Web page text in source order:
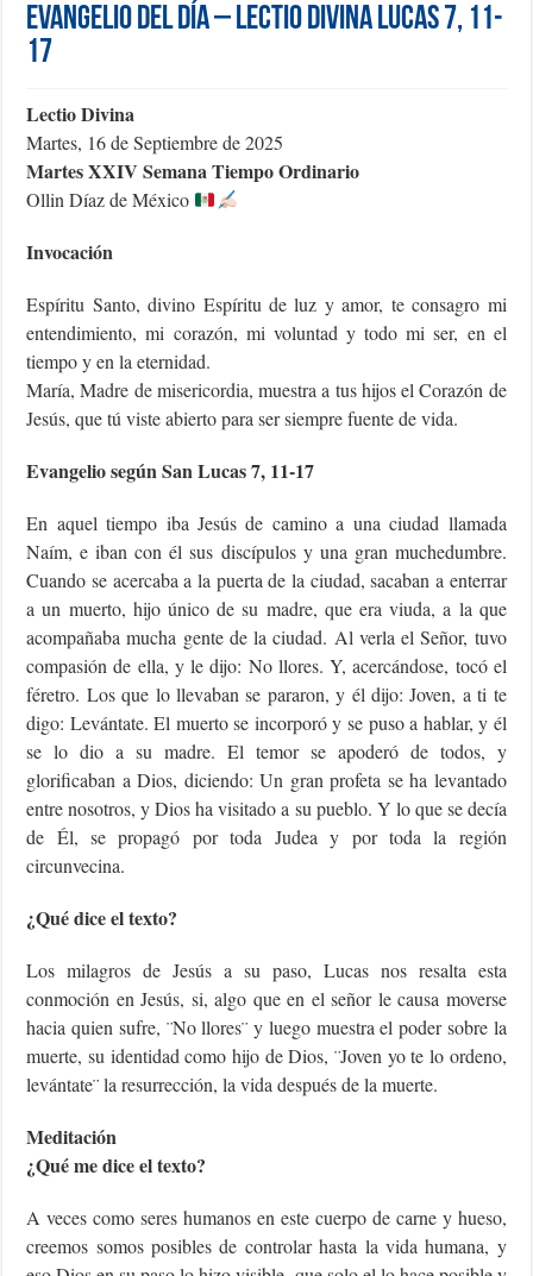
Evangelio del día – Lectio Divina Lucas 7, 11-
17
Lectio Divina
Martes, 16 de Septiembre de 2025
Martes XXIV Semana Tiempo Ordinario
Ollin Díaz de México
Invocación
Espíritu Santo, divino Espíritu de luz y amor, te consagro mi
entendimiento, mi corazón, mi voluntad y todo mi ser, en el
tiempo y en la eternidad.
María, Madre de misericordia, muestra a tus hijos el Corazón de
Jesús, que tú viste abierto para ser siempre fuente de vida.
Evangelio según San Lucas 7, 11-17
En aquel tiempo iba Jesús de camino a una ciudad llamada
Naím, e iban con él sus discípulos y una gran muchedumbre.
Cuando se acercaba a la puerta de la ciudad, sacaban a enterrar
a un muerto, hijo único de su madre, que era viuda, a la que
acompañaba mucha gente de la ciudad. Al verla el Señor, tuvo
compasión de ella, y le dijo: No llores. Y, acercándose, tocó el
féretro. Los que lo llevaban se pararon, y él dijo: Joven, a ti te
digo: Levántate. El muerto se incorporó y se puso a hablar, y él
se lo dio a su madre. El temor se apoderó de todos, y
glorificaban a Dios, diciendo: Un gran profeta se ha levantado
entre nosotros, y Dios ha visitado a su pueblo. Y lo que se decía
de Él, se propagó por toda Judea y por toda la región
circunvecina.
¿Qué dice el texto?
Los milagros de Jesús a su paso, Lucas nos resalta esta
conmoción en Jesús, si, algo que en el señor le causa moverse
hacia quien sufre, ¨No llores¨ y luego muestra el poder sobre la
muerte, su identidad como hijo de Dios, ¨Joven yo te lo ordeno,
levántate¨ la resurrección, la vida después de la muerte.
Meditación
¿Qué me dice el texto?
A veces como seres humanos en este cuerpo de carne y hueso,
creemos somos posibles de controlar hasta la vida humana, y